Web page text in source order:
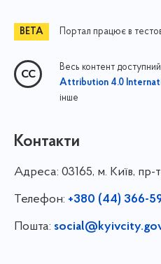
Портал працює в
Весь контент
Attribution 4.0
інше
Контакти
Адреса: 03165, м. Київ,
Телефон: +380 (44) 366-
Пошта: